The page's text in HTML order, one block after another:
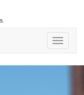
Toggle